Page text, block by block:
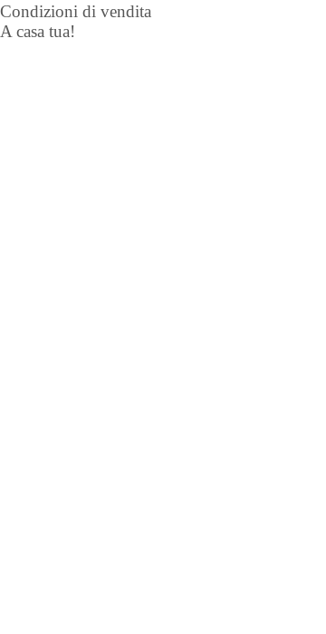
Condizioni di vendita
A casa tua!